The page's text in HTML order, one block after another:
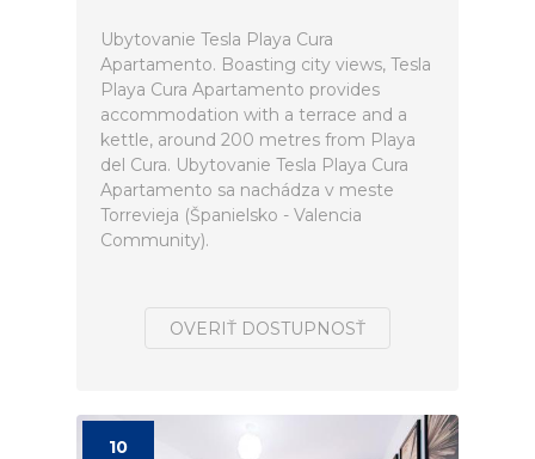
Ubytovanie Tesla Playa Cura
Apartamento. Boasting city views, Tesla
Playa Cura Apartamento provides
accommodation with a terrace and a
kettle, around 200 metres from Playa
del Cura. Ubytovanie Tesla Playa Cura
Apartamento sa nachádza v meste
Torrevieja (Španielsko - Valencia
Community).
OVERIŤ DOSTUPNOSŤ
10